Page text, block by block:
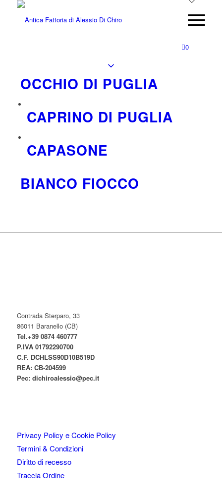
0
OCCHIO DI PUGLIA
CAPRINO DI PUGLIA
CAPASONE
BIANCO FIOCCO
Contrada Sterparo, 33
86011 Baranello (CB)
Tel.+39 0874 460777
P.IVA 01792290700
C.F. DCHLSS90D10B519D
REA: CB-204599
Pec: dichiroalessio@pec.it
Privacy Policy e Cookie Policy
Termini & Condizioni
Diritto di recesso
Traccia Ordine